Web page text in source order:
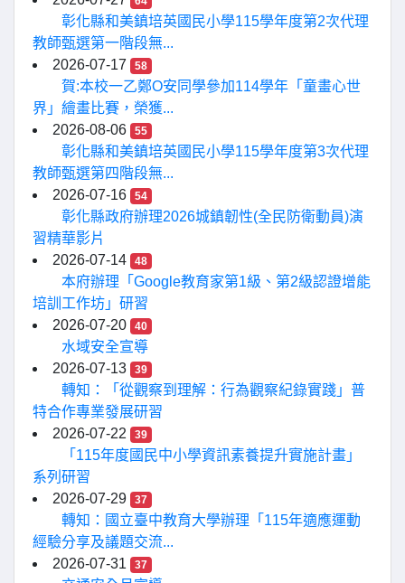
彰化縣和美鎮培英國民小學115學年度第2次代理
教師甄選第一階段無...
2026-07-17
58
賀:本校一乙鄭O安同學參加114學年「童畫心世
界」繪畫比賽，榮獲...
2026-08-06
55
彰化縣和美鎮培英國民小學115學年度第3次代理
教師甄選第四階段無...
2026-07-16
54
彰化縣政府辦理2026城鎮韌性(全民防衛動員)演
習精華影片
2026-07-14
48
本府辦理「Google教育家第1級、第2級認證增能
培訓工作坊」研習
2026-07-20
40
水域安全宣導
2026-07-13
39
轉知：「從觀察到理解：行為觀察紀錄實踐」普
特合作專業發展研習
2026-07-22
39
「115年度國民中小學資訊素養提升實施計畫」
系列研習
2026-07-29
37
轉知：國立臺中教育大學辦理「115年適應運動
經驗分享及議題交流...
2026-07-31
37